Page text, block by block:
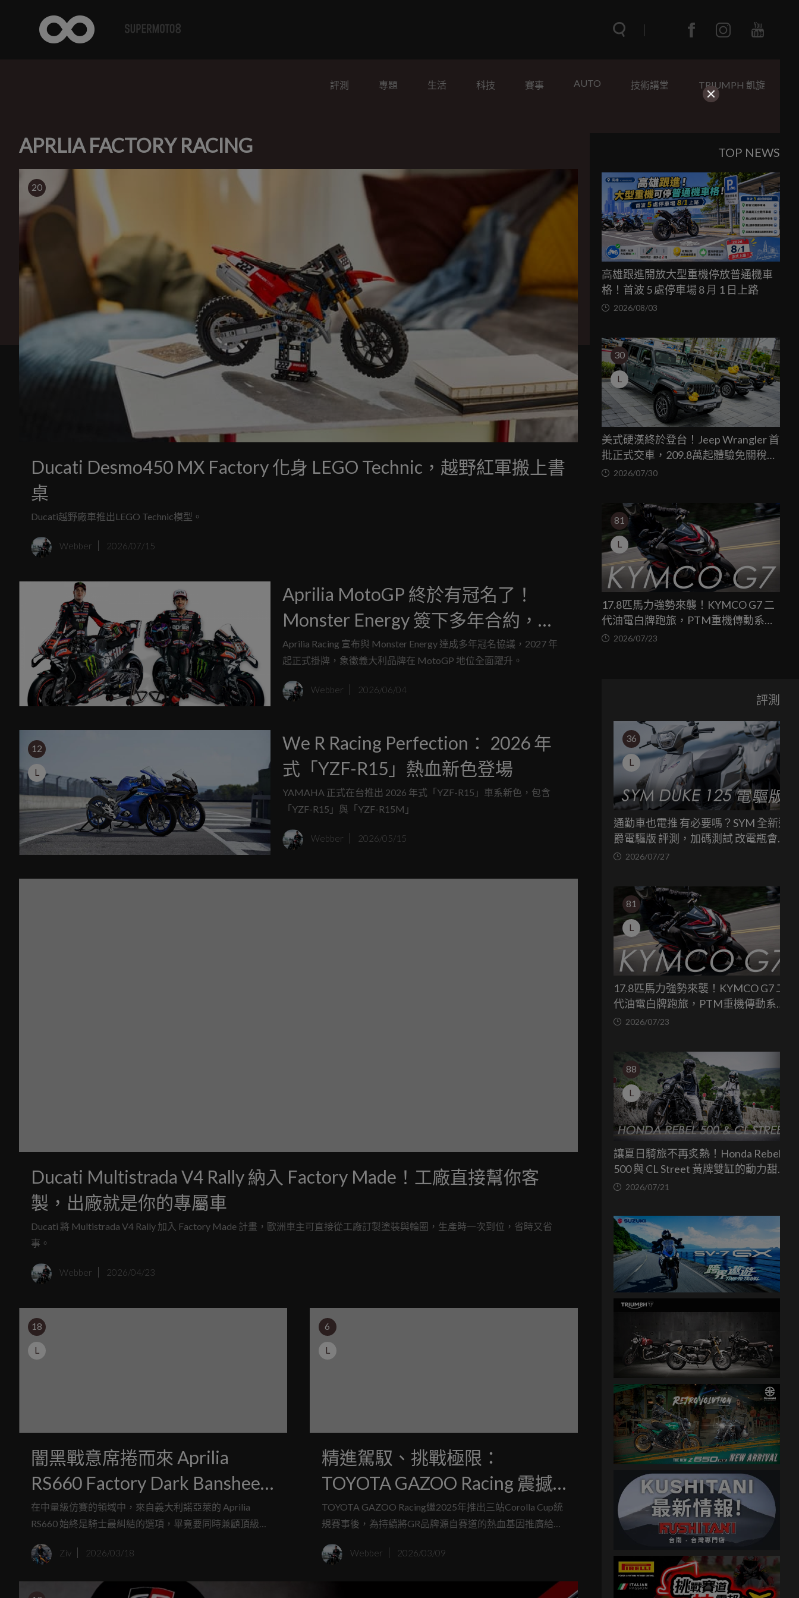
評測 專題 生活 科技 賽事 AUTO 技術講堂 TRIUMPH 凱旋
APRLIA FACTORY RACING
20
Ducati Desmo450 MX Factory 化身 LEGO Technic，越野紅軍搬上書
桌
Ducati越野廠車推出LEGO Technic模型。
Webber 2026/07/15
Aprilia MotoGP 終於有冠名了！
Monster Energy 簽下多年合約，
2027 年正式成為 Aprilia Racing 車
隊冠名贊助商
Aprilia Racing 宣布與 Monster Energy 達成多年冠名協議，2027 年
起正式掛牌，象徵義大利品牌在 MotoGP 地位全面躍升。
Webber 2026/06/04
12
L
We R Racing Perfection： 2026 年
式「YZF-R15」熱血新色登場
YAMAHA 正式在台推出 2026 年式「YZF-R15」車系新色，包含
「YZF-R15」與「YZF-R15M」
Webber 2026/05/15
Ducati Multistrada V4 Rally 納入 Factory Made！工廠直接幫你客
製，出廠就是你的專屬車
Ducati 將 Multistrada V4 Rally 加入 Factory Made 計畫，歐洲車主可直接從工廠訂製塗裝與輪圈，生產時一次到位，省時又省
事。
Webber 2026/04/23
18
L
闇黑戰意席捲而來 Aprilia
RS660 Factory Dark Banshee
台灣 59.9 萬正式發表
在中量級仿賽的領域中，來自義大利諾亞萊的 Aprilia
RS660 始終是騎士最糾結的選項，畢竟要同時兼顧頂級電
力；不過，當標準版已經無法滿足你對賽道極限的渴望
在今日，台灣官方正式揭曉了 RS660 Factory 全新塗裝
Ziv 2026/03/18
6
L
精進駕馭、挑戰極限：
TOYOTA GAZOO Racing 震撼
推出《GR賽車學校》
TOYOTA GAZOO Racing繼2025年推出三站Corolla Cup統
規賽事後，為持續將GR品牌源自賽道的熱血基因推廣給更
Webber 2026/03/09
TOP NEWS
高雄跟進開放大型重機停放普通機車
格！首波 5 處停車場 8 月 1 日上路
2026/08/03
30
L
美式硬漢終於登台！Jeep Wrangler 首
批正式交車，209.8萬起體驗免關稅越
野魅力
2026/07/30
81
L
17.8匹馬力強勢來襲！KYMCO G7 二
代油電白牌跑旅，PTM重機傳動系統
與8公斤減重的操控饗宴
2026/07/23
評測
36
L
通勤車也電推 有必要嗎？SYM 全新迪
爵電驅版 評測，加碼測試 改電瓶會更
省油嗎？
2026/07/27
81
L
17.8匹馬力強勢來襲！KYMCO G7 二
代油電白牌跑旅，PTM重機傳動系統
與8公斤減重的操控饗宴
2026/07/23
88
L
讓夏日騎旅不再炙熱！Honda Rebel
500 與 CL Street 黃牌雙缸的動力甜蜜
點 2026/07/21